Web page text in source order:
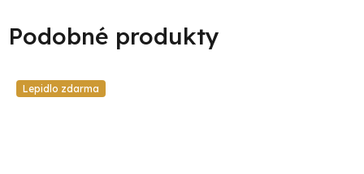
Lepidlo zdarma